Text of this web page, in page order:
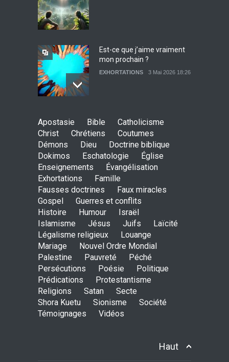
Est-ce que j’aime vraiment
mon prochain ?
EXHORTATIONS 3 Mai 2026 18:26
27 Avril 2026 02:55
Avant la fondation du
monde : la pensée de la
croix
AMOUR 8 Février 2026 20:10
L’être humain, cet appui
fragile et incertain
SAGESSE 23 Février 2025 11:16
Tenir ferme en Mashiah
Apostasie Bible
Catholicisme
Christ
Chrétiens
Coutumes
Démons
Dieu
Doctrine biblique
Dokimos
Eschatologie
Église
Enseignements
Évangélisation
Exhortations
Famille
Fausses doctrines
Faux miracles
Gospel
Guerres et conflits
Histoire
Humour
Israël
Islamisme
Jésus Juifs
Laïcité
Légalisme religieux
Louange
Mariage
Nouvel Ordre Mondial
Palestine
Pauvreté
Péché
Persécutions
Poésie
Politique
Prédications
Protestantisme
Religions
Satan
Secte
Shora Kuetu
Sionisme
Société
Témoignages
Vidéos
Haut